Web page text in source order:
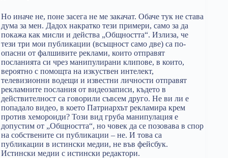
Но иначе не, поне засега не ме закачат. Обаче тук не става
дума за мен. Дадох накратко тези примери, само за да
покажа как мисли и действа „Общността“. Излиза, че
тези три мои публикации (всъщност само две) са по-
опасни от фалшивите реклами, които отправят
посланията си чрез манипулирани клипове, в които,
вероятно с помощта на изкуствен интелект,
телевизионни водещи и известни личности отправят
рекламните послания от видеозаписи, където в
действителност са говорили съвсем друго. Не ви ли е
попадало видео, в което Патриархът рекламира крем
против хемороиди? Този вид груба манипулация е
допустим от „Общността“, но човек да се позовава в спор
на собствените си публикации – не. И това са
публикации в истински медии, не във фейсбук.
Истински медии с истински редактори.